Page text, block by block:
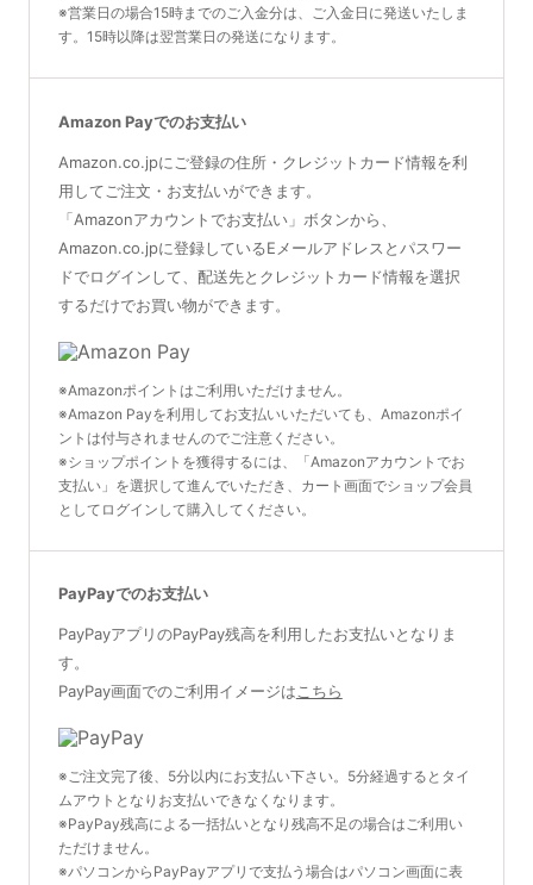
※営業日の場合15時までのご入金分は、ご入金日に発送いたしま
す。15時以降は翌営業日の発送になります。
Amazon Payでのお支払い
Amazon.co.jpにご登録の住所・クレジットカード情報を利
用してご注文・お支払いができます。
「Amazonアカウントでお支払い」ボタンから、
Amazon.co.jpに登録しているEメールアドレスとパスワー
ドでログインして、配送先とクレジットカード情報を選択
するだけでお買い物ができます。
※Amazonポイントはご利用いただけません。
※Amazon Payを利用してお支払いいただいても、Amazonポイ
ントは付与されませんのでご注意ください。
※ショップポイントを獲得するには、「Amazonアカウントでお
支払い」を選択して進んでいただき、カート画面でショップ会員
としてログインして購入してください。
PayPayでのお支払い
PayPayアプリのPayPay残高を利用したお支払いとなりま
す。
PayPay画面でのご利用イメージはこちら
※ご注文完了後、5分以内にお支払い下さい。5分経過するとタイ
ムアウトとなりお支払いできなくなります。
※PayPay残高による一括払いとなり残高不足の場合はご利用い
ただけません。
※パソコンからPayPayアプリで支払う場合はパソコン画面に表